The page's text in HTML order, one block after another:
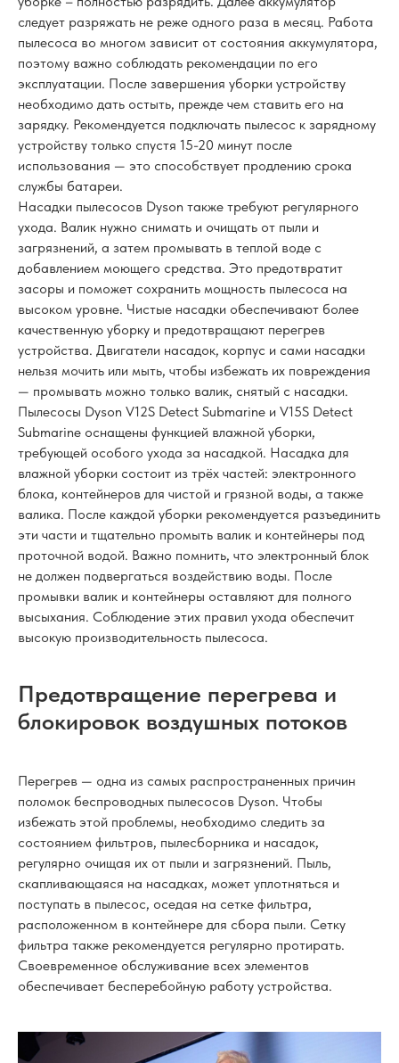
следует разряжать не реже одного раза в месяц. Работа
пылесоса во многом зависит от состояния аккумулятора,
поэтому важно соблюдать рекомендации по его
эксплуатации. После завершения уборки устройству
необходимо дать остыть, прежде чем ставить его на
зарядку. Рекомендуется подключать пылесос к зарядному
устройству только спустя 15-20 минут после
использования — это способствует продлению срока
службы батареи.
Насадки пылесосов Dyson также требуют регулярного
ухода. Валик нужно снимать и очищать от пыли и
загрязнений, а затем промывать в теплой воде с
добавлением моющего средства. Это предотвратит
засоры и поможет сохранить мощность пылесоса на
высоком уровне. Чистые насадки обеспечивают более
качественную уборку и предотвращают перегрев
устройства. Двигатели насадок, корпус и сами насадки
нельзя мочить или мыть, чтобы избежать их повреждения
— промывать можно только валик, снятый с насадки.
Пылесосы Dyson V12S Detect Submarine и V15S Detect
Submarine оснащены функцией влажной уборки,
требующей особого ухода за насадкой. Насадка для
влажной уборки состоит из трёх частей: электронного
блока, контейнеров для чистой и грязной воды, а также
валика. После каждой уборки рекомендуется разъединить
эти части и тщательно промыть валик и контейнеры под
проточной водой. Важно помнить, что электронный блок
не должен подвергаться воздействию воды. После
промывки валик и контейнеры оставляют для полного
высыхания. Соблюдение этих правил ухода обеспечит
высокую производительность пылесоса.
Предотвращение перегрева и
блокировок воздушных потоков
Перегрев — одна из самых распространенных причин
поломок беспроводных пылесосов Dyson. Чтобы
избежать этой проблемы, необходимо следить за
состоянием фильтров, пылесборника и насадок,
регулярно очищая их от пыли и загрязнений. Пыль,
скапливающаяся на насадках, может уплотняться и
поступать в пылесос, оседая на сетке фильтра,
расположенном в контейнере для сбора пыли. Сетку
фильтра также рекомендуется регулярно протирать.
Своевременное обслуживание всех элементов
обеспечивает бесперебойную работу устройства.